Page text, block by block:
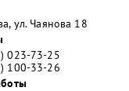
ул. Чаянова 18
023-73-25
100-33-26